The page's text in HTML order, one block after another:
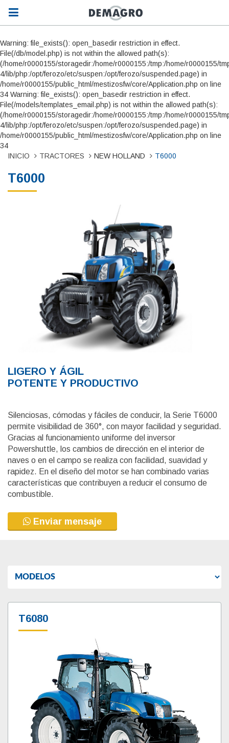
Warning: file_exists(): open_basedir restriction in effect.
File(/db/model.php) is not within the allowed path(s):
(/home/r0000155/storagedir:/home/r0000155:/tmp:/home/r0000155/
4/lib/php:/opt/ferozo/etc/suspen:/opt/ferozo/suspended.page) in
/home/r0000155/public_html/mestizosfw/core/Application.php on line
34 Warning: file_exists(): open_basedir restriction in effect.
File(/models/templates_email.php) is not within the allowed path(s):
(/home/r0000155/storagedir:/home/r0000155:/tmp:/home/r0000155/
4/lib/php:/opt/ferozo/etc/suspen:/opt/ferozo/suspended.page) in
/home/r0000155/public_html/mestizosfw/core/Application.php on line
34
INICIO
TRACTORES NEW HOLLAND T6000
T6000
LIGERO Y ÁGIL
POTENTE Y PRODUCTIVO
Silenciosas, cómodas y fáciles de conducir, la Serie T6000
permite visibilidad de 360°, con mayor facilidad y seguridad.
Gracias al funcionamiento uniforme del inversor
Powershuttle, los cambios de dirección en el interior de
naves o en el campo se realiza con facilidad, suavidad y
rapidez. En el diseño del motor se han combinado varias
características que contribuyen a reducir el consumo de
combustible.
Enviar mensaje
T6080